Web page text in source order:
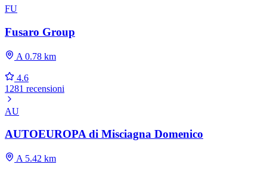
FU
Fusaro Group
A 0.78 km
4.6
1281 recensioni
AU
AUTOEUROPA di Misciagna Domenico
A 5.42 km